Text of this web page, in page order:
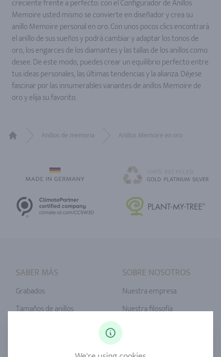
creciente frente a perfecto: con el Configurador de Anillos
Memoire usted mismo se convierte en diseñador y crea su
anillo Memoire personal en oro. Con unos pocos clics encontrará
el anillo de sus sueños y podrá cambiar y adaptar los tonos de
oro, los engarces de los diamantes y las tallas de los anillos como
desee. De este modo, puedes crear un equilibrio perfecto entre
tus ideas personales, las últimas tendencias y la alianza. Déjese
fascinar por las innumerables variantes de anillos Memoire de
oro y elija su favorito.
Anillos de memoria Anillos Memoire en oro
SABER MÁS
Grabados
Tamaños de anillos
SOBRE NOSOTROS
Nuestra empresa
Nuestra filosofía